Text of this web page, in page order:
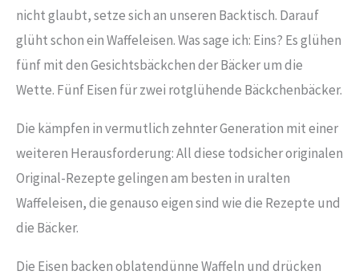
nicht glaubt, setze sich an unseren Backtisch. Darauf
glüht schon ein Waffeleisen. Was sage ich: Eins? Es glühen
fünf mit den Gesichtsbäckchen der Bäcker um die
Wette. Fünf Eisen für zwei rotglühende Bäckchenbäcker.
Die kämpfen in vermutlich zehnter Generation mit einer
weiteren Herausforderung: All diese todsicher originalen
Original-Rezepte gelingen am besten in uralten
Waffeleisen, die genauso eigen sind wie die Rezepte und
die Bäcker.
Die Eisen backen oblatendünne Waffeln und drücken